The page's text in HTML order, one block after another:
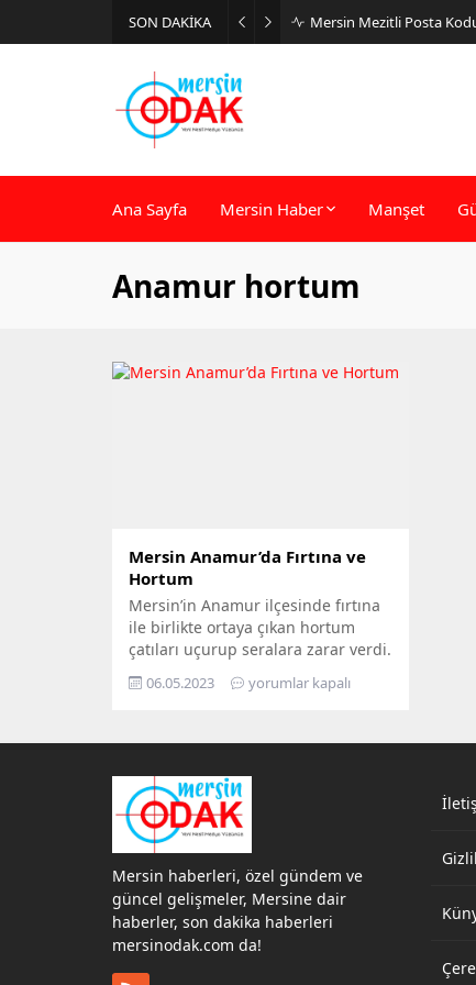
SON DAKİKA Mersin Mezitli Posta
Ana Sayfa Mersin Haber Manşet
Anamur hortum
Mersin Anamur’da Fırtına ve
Hortum
Mersin’in Anamur ilçesinde fırtına
ile birlikte ortaya çıkan hortum
çatıları uçurup seralara zarar verdi.
Mersin’in Anamur ilçesinde bugün
saat 10.30 civarında meydana
çatısı uçtu. Meteoroloji Genel
Müdürlüğü’nün uyarısının
ardından Mersin’in Anamur
ilçesinde kuvvetli rüzgar...
06.05.2023 yorumlar kapalı
Mersin haberleri, özel gündem ve
güncel gelişmeler, Mersine dair
haberler, son dakika haberleri
mersinodak.com da!